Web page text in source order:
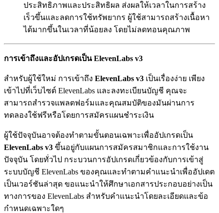
ประสิทธิภาพและประสิทธิผล ส่งผลให้เวลาในการสร้าง
เร็วขึ้นและลดการใช้ทรัพยากร ผู้ใช้สามารถสร้างเนื้อหา
ได้มากขึ้นในเวลาที่น้อยลง โดยไม่ลดทอนคุณภาพ
การเข้าถึงและอัปเกรดเป็น ElevenLabs v3
สำหรับผู้ใช้ใหม่ การเข้าถึง ElevenLabs v3 เป็นเรื่องง่าย เพียง
เข้าไปที่เว็บไซต์ ElevenLabs และลงทะเบียนบัญชี คุณจะ
สามารถสำรวจแพลตฟอร์มและคุณสมบัติของมันผ่านการ
ทดลองใช้ฟรีหรือโดยการสมัครแผนชำระเงิน
ผู้ใช้ปัจจุบันอาจต้องทำตามขั้นตอนเฉพาะเพื่ออัปเกรดเป็น
ElevenLabs v3 ขึ้นอยู่กับแผนการสมัครสมาชิกและการใช้งาน
ปัจจุบัน โดยทั่วไป กระบวนการอัปเกรดเกี่ยวข้องกับการเข้าสู่
ระบบบัญชี ElevenLabs ของคุณและทำตามคำแนะนำเพื่ออัปเดต
เป็นเวอร์ชันล่าสุด ขอแนะนำให้ศึกษาเอกสารประกอบอย่างเป็น
ทางการของ ElevenLabs สำหรับคำแนะนำโดยละเอียดและข้อ
กำหนดเฉพาะใดๆ